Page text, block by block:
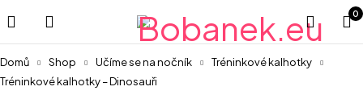
0
Domů Shop Učíme se na nočník
Tréninkové kalhotky
Tréninkové kalhotky – Dinosauři